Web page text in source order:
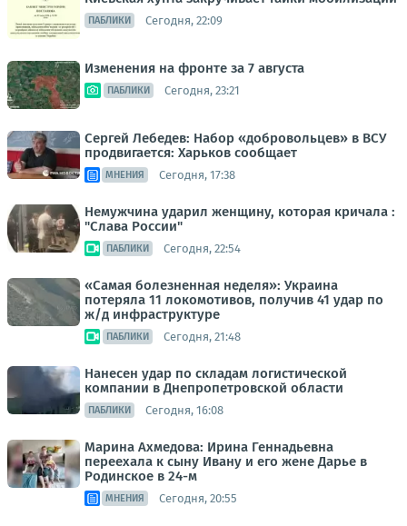
ПАБЛИКИ Сегодня, 22:09
Изменения на фронте за 7 августа
ПАБЛИКИ Сегодня, 23:21
Сергей Лебедев: Набор «добровольцев» в ВСУ
продвигается: Харьков сообщает
МНЕНИЯ Сегодня, 17:38
Немужчина ударил женщину, которая кричала :
"Слава России"
ПАБЛИКИ Сегодня, 22:54
«Самая болезненная неделя»: Украина
потеряла 11 локомотивов, получив 41 удар по
ж/д инфраструктуре
ПАБЛИКИ Сегодня, 21:48
Нанесен удар по складам логистической
компании в Днепропетровской области
ПАБЛИКИ Сегодня, 16:08
Марина Ахмедова: Ирина Геннадьевна
переехала к сыну Ивану и его жене Дарье в
Родинское в 24-м
МНЕНИЯ Сегодня, 20:55